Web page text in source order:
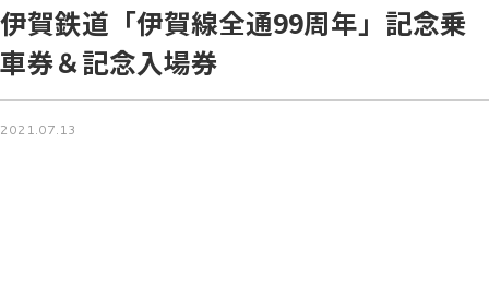
伊賀鉄道「伊賀線全通99周年」記念乗
車券＆記念入場券
2021.07.13